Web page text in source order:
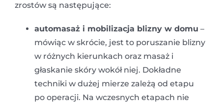
zrostów są następujące:
automasaż i mobilizacja blizny w domu –
mówiąc w skrócie, jest to poruszanie blizny
w różnych kierunkach oraz masaż i
głaskanie skóry wokół niej. Dokładne
techniki w dużej mierze zależą od etapu
po operacji. Na wczesnych etapach nie